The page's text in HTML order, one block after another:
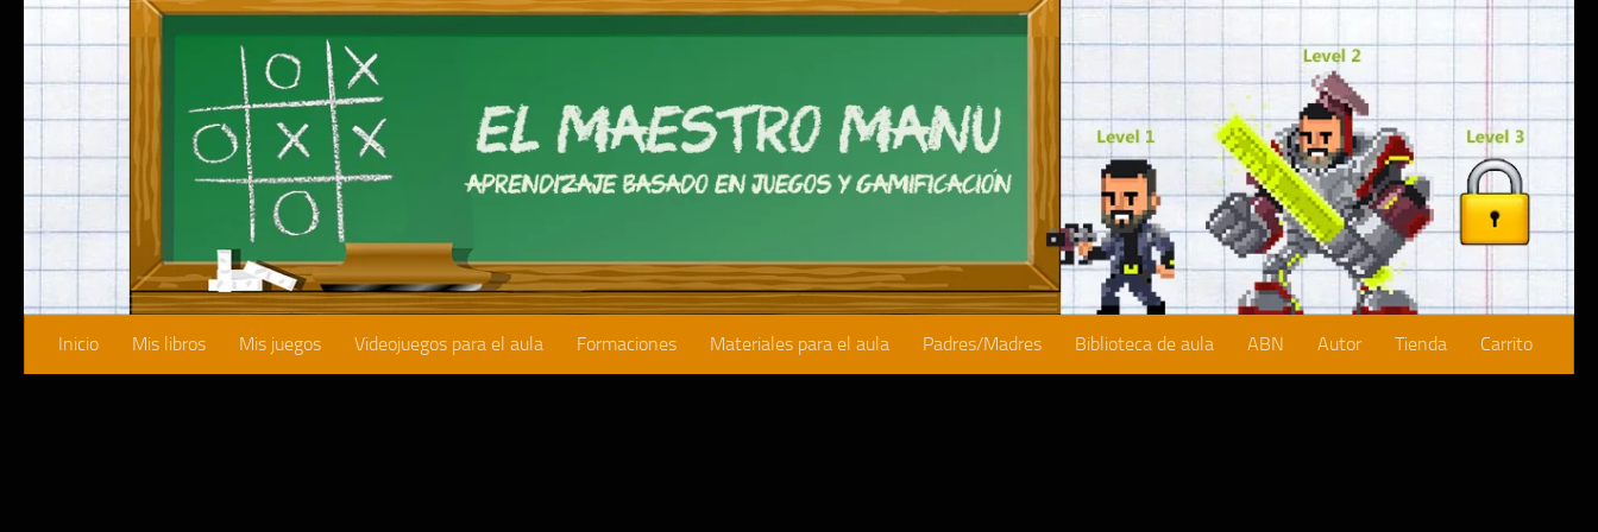
Saltar al contenido
Inicio Mis libros Mis juegos Videojuegos para el aula Formaciones Materiales para el aula Padres/Madres Biblioteca de aula ABN Autor Tienda Carrito